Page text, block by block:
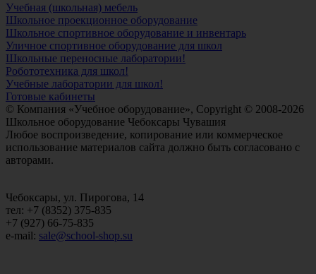
Учебная (школьная) мебель
Школьное проекционное оборудование
Школьное спортивное оборудование и инвентарь
Уличное спортивное оборудование для школ
Школьные переносные лаборатории!
Робототехника для школ!
Учебные лаборатории для школ!
Готовые кабинеты
© Компания «Учебное оборудование», Copyright © 2008-2026
Школьное оборудование Чебоксары Чувашия
Любое воспроизведение, копирование или коммерческое
использование материалов сайта должно быть согласовано с
авторами.
Чебоксары, ул. Пирогова, 14
тел: +7 (8352) 375-835
+7 (927) 66-75-835
e-mail: sale@school-shop.su